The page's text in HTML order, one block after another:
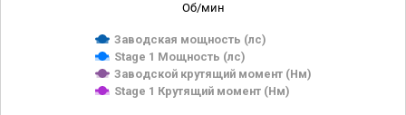
Об/мин
Заводская мощность (лс)
Stage 1 Мощность (лс)
Заводской крутящий момент (Нм)
Stage 1 Крутящий момент (Нм)